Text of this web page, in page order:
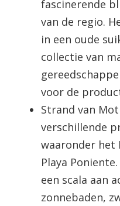
fascinerende
van de regio.
in een oude
collectie van
voor de
Strand van
verschillende
waaronder het
Playa
een scala aan
zonnebaden,